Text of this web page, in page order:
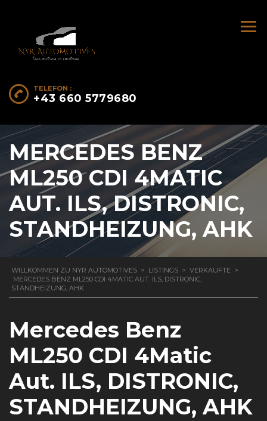
TELEFON :
+43 660 5779680
MERCEDES BENZ
ML250 CDI 4MATIC
AUT. ILS, DISTRONIC,
STANDHEIZUNG, AHK
WILLKOMMEN ZU NYR AUTOMOTIVES > LISTINGS > VERKAUFTE >
MERCEDES BENZ ML250 CDI 4MATIC AUT. ILS, DISTRONIC,
STANDHEIZUNG, AHK
Mercedes Benz
ML250 CDI 4Matic
Aut. ILS, DISTRONIC,
STANDHEIZUNG, AHK